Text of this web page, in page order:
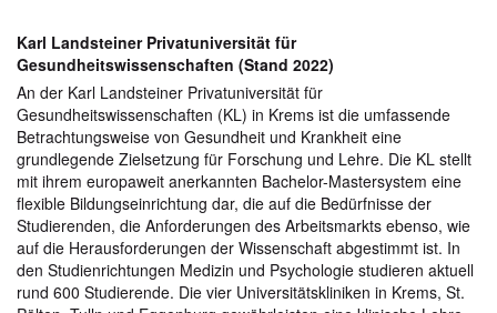
Karl Landsteiner Privatuniversität für
Gesundheitswissenschaften (Stand 2022)
An der Karl Landsteiner Privatuniversität für
Gesundheitswissenschaften (KL) in Krems ist die umfassende
Betrachtungsweise von Gesundheit und Krankheit eine
grundlegende Zielsetzung für Forschung und Lehre. Die KL stellt
mit ihrem europaweit anerkannten Bachelor-Mastersystem eine
flexible Bildungseinrichtung dar, die auf die Bedürfnisse der
Studierenden, die Anforderungen des Arbeitsmarkts ebenso, wie
auf die Herausforderungen der Wissenschaft abgestimmt ist. In
den Studienrichtungen Medizin und Psychologie studieren aktuell
rund 600 Studierende. Die vier Universitätskliniken in Krems, St.